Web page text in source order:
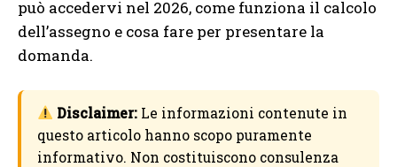
può accedervi nel 2026, come funziona il calcolo
dell’assegno e cosa fare per presentare la
domanda.
Disclaimer:Le informazioni contenute in
questo articolo hanno scopo puramente
informativo. Non costituiscono consulenza